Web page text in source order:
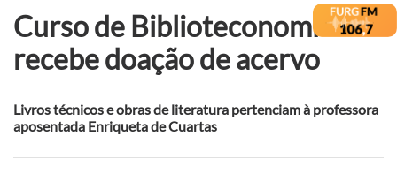
Curso de Biblioteconomia
recebe doação de acervo
Livros técnicos e obras de literatura pertenciam à professora
aposentada Enriqueta de Cuartas